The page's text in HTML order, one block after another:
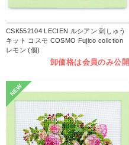
CSK552104 LECIEN ルシアン 刺しゅう
キット コスモ COSMO Fujico collction
レモン (個)
卸価格は会員のみ公開
NEW